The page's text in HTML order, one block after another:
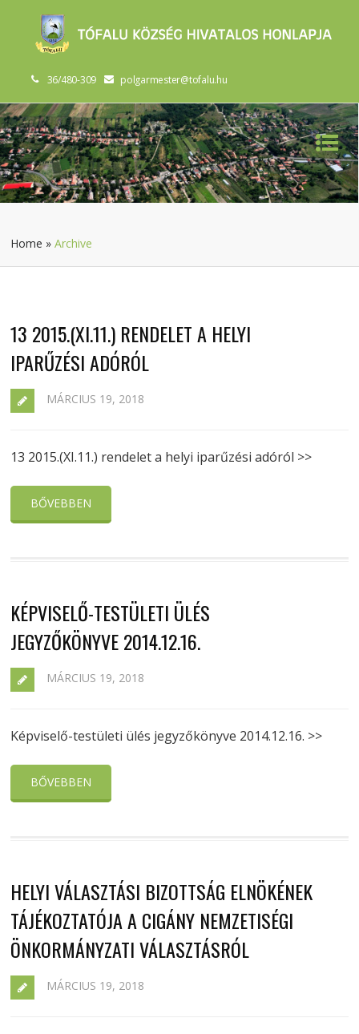
36/480-309 polgarmester@tofalu.hu
Home »Archive
13 2015.(XI.11.) RENDELET A HELYI
IPARŰZÉSI ADÓRÓL
MÁRCIUS 19, 2018
13 2015.(XI.11.) rendelet a helyi iparűzési adóról >>
BŐVEBBEN
KÉPVISELŐ-TESTÜLETI ÜLÉS
JEGYZŐKÖNYVE 2014.12.16.
MÁRCIUS 19, 2018
Képviselő-testületi ülés jegyzőkönyve 2014.12.16. >>
BŐVEBBEN
HELYI VÁLASZTÁSI BIZOTTSÁG ELNÖKÉNEK
TÁJÉKOZTATÓJA A CIGÁNY NEMZETISÉGI
ÖNKORMÁNYZATI VÁLASZTÁSRÓL
MÁRCIUS 19, 2018